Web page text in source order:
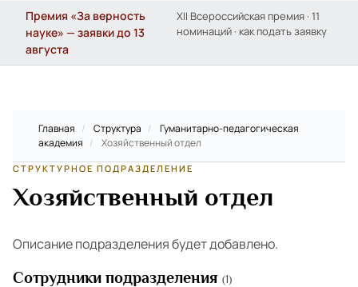
Премия «За верность
науке» — заявки до 13
августа
XII Всероссийская премия · 11
номинаций · как подать заявку
Главная / Структура /
Гуманитарно-педагогическая
академия / Хозяйственный отдел
СТРУКТУРНОЕ ПОДРАЗДЕЛЕНИЕ
Хозяйственный отдел
Описание подразделения будет добавлено.
Сотрудники подразделения (1)